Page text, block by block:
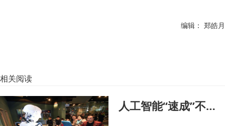
编辑： 郑皓月
相关阅读
人工智能“速成”不能靠忽悠